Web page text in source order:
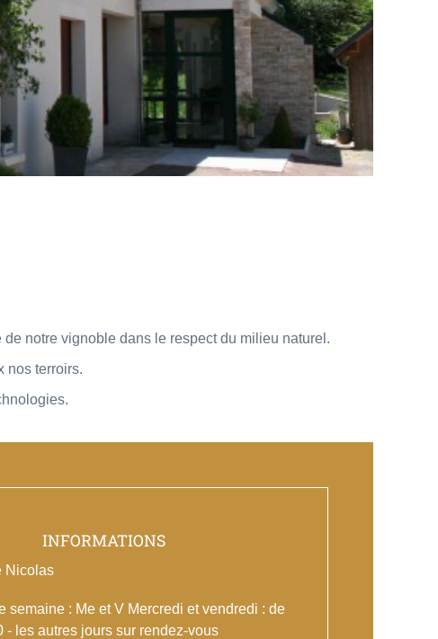
notre vignoble dans le respect du milieu naturel.
nos terroirs.
INFORMATIONS
Nicolas
semaine : Me et V Mercredi et vendredi : de
- les autres jours sur rendez-vous